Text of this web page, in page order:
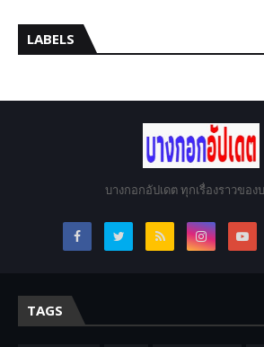
LABELS
บางกอกอัปเดต ทุกเรื่องราวของ
TAGS